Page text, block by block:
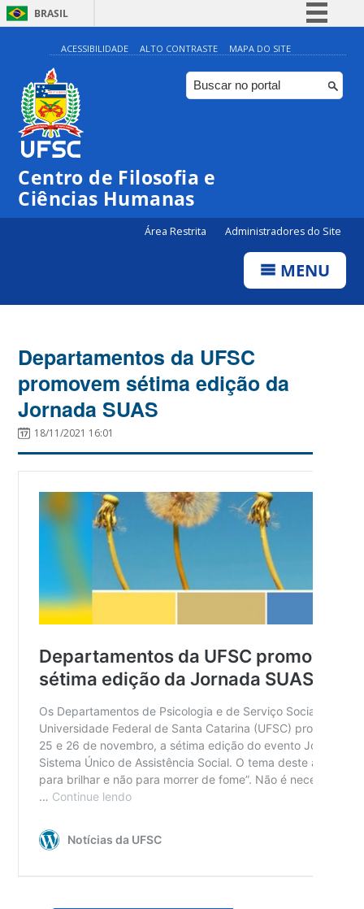
BRASIL
Simplifique!
Comunica BR
Participe
ACESSIBILIDADE ALTO CONTRASTE MAPA DO SITE
Centro de Filosofia e
Ciências Humanas
Área Restrita Administradores do Site
MENU
Departamentos da UFSC
promovem sétima edição da
Jornada SUAS
18/11/2021 16:01